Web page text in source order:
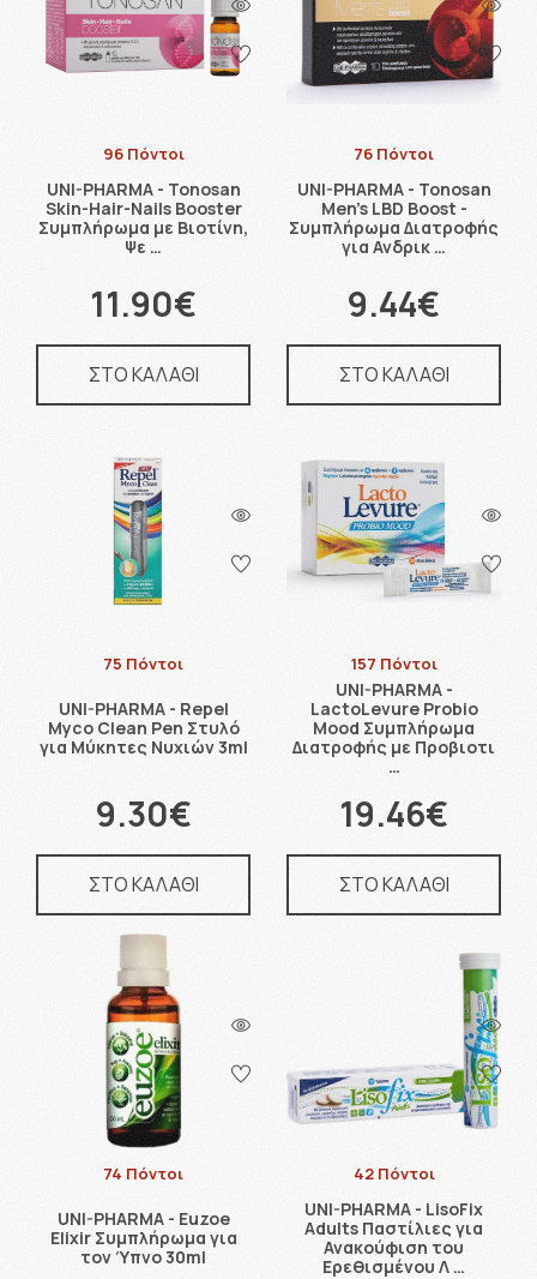
96 Πόντοι
UNI-PHARMA - Tonosan
Skin-Hair-Nails Booster
Συμπλήρωμα με Βιοτίνη,
Ψε …
11.90€
ΣΤΟ ΚΑΛΑΘΙ
76 Πόντοι
UNI-PHARMA - Tonosan
Men's LBD Boost -
Συμπλήρωμα Διατροφής
για Ανδρικ …
9.44€
ΣΤΟ ΚΑΛΑΘΙ
75 Πόντοι
UNI-PHARMA - Repel
Myco Clean Pen Στυλό
για Μύκητες Νυχιών 3ml
9.30€
ΣΤΟ ΚΑΛΑΘΙ
157 Πόντοι
UNI-PHARMA -
LactoLevure Probio
Mood Συμπλήρωμα
Διατροφής με Προβιοτι
…
19.46€
ΣΤΟ ΚΑΛΑΘΙ
74 Πόντοι
UNI-PHARMA - Euzoe
Elixir Συμπλήρωμα για
τον Ύπνο 30ml
42 Πόντοι
UNI-PHARMA - LisoFix
Adults Παστίλιες για
Ανακούφιση του
Ερεθισμένου Λ …